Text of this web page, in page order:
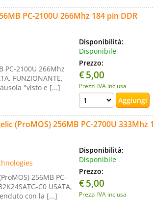
PC-2100U 266Mhz 184 pin DDR
PC-2100U 266Mhz
FUNZIONANTE,
"visto e [...]
Disponibilità:
Disponibile
Prezzo:
€5,00
Prezzi IVA inclusa
(ProMOS) 256MB PC-2700U 333Mhz
256MB PC-
C0 USATA,
con la [...]
Disponibilità:
Disponibile
Prezzo:
€5,00
Prezzi IVA inclusa